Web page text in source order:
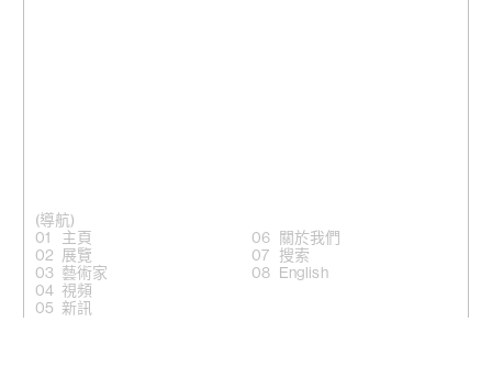
(導航)
主頁
展覽
藝術家
視頻
新訊
關於我們
搜索
English